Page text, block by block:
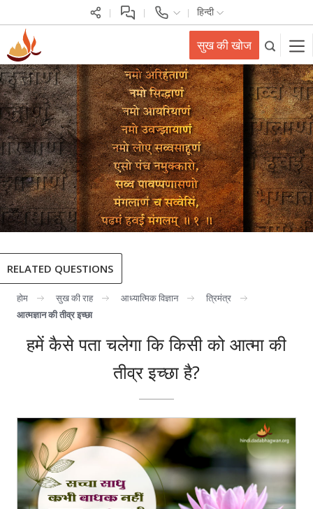
हिन्दी
सुख की खोज
RELATED QUESTIONS
होम सुख की राह आध्यात्मिक विज्ञान
त्रिमंत्र
आत्मज्ञान की तीव्र इच्छा
हमें कैसे पता चलेगा कि किसी को आत्मा की
तीव्र इच्छा है?